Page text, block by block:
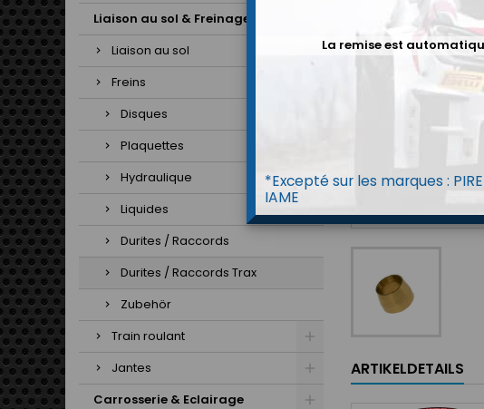
Liaison au sol & Freinage
Liaison au sol
Freins
Disques
Plaquettes
Hydraulique
Liquides
Durites / Raccords
Durites / Raccords Trax
Zubehör
Train roulant
Jantes
Carrosserie & Eclairage
ARTIKELDETAILS
La remise est
*Excepté sur les marques :
IAME